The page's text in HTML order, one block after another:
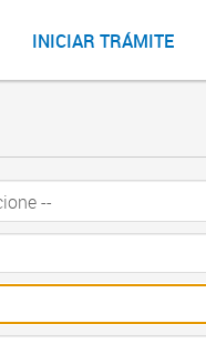
INICIAR TRÁMITE